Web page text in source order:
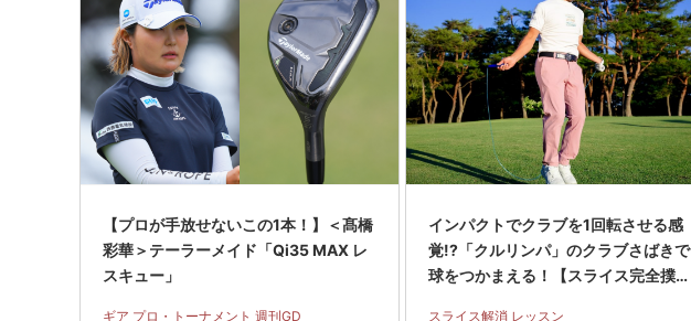
【プロが手放せないこの1本！】＜髙橋
彩華＞テーラーメイド「Qi35 MAX レ
スキュー」
ギア プロ・トーナメント 週刊GD
インパクトでクラブを1回転させる感
覚!?「クルリンパ」のクラブさばきで
球をつかまえる！【スライス完全撲
スライス解消 レッスン